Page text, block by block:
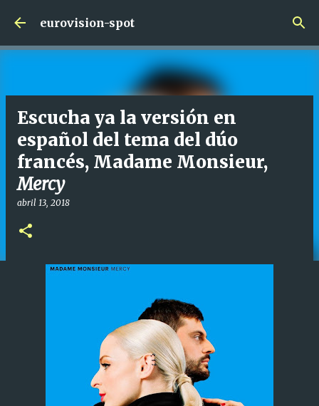
Ir al contenido principal
eurovision-spot
Escucha ya la versión en
español del tema del dúo
francés, Madame Monsieur,
Mercy
abril 13, 2018